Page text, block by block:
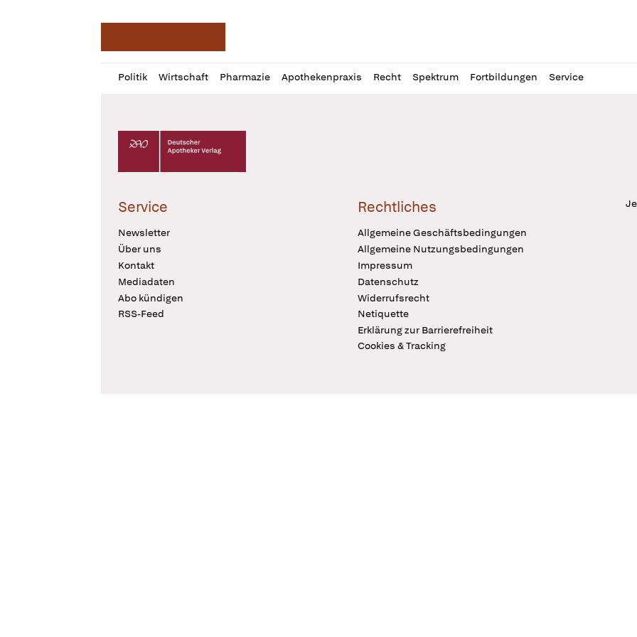
Politik Wirtschaft Pharmazie Apothekenpraxis Recht Spektrum Fortbildungen Service
Profil
öffnen
Daz
Pur
Deutscher Apotheker Verlag Logo
Service
Newsletter
Über uns
Kontakt
Mediadaten
Abo kündigen
RSS-Feed
Rechtliches
Allgemeine Geschäftsbedingungen
Allgemeine Nutzungsbedingungen
Impressum
Datenschutz
Widerrufsrecht
Netiquette
Erklärung zur Barrierefreiheit
Cookies & Tracking